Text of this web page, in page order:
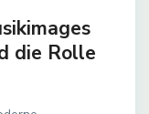
die Rolle